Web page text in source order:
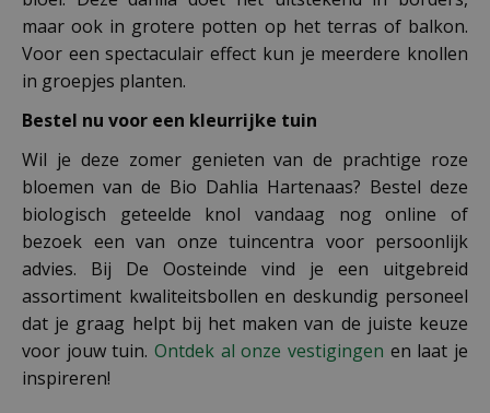
maar ook in grotere potten op het terras of balkon.
Voor een spectaculair effect kun je meerdere knollen
in groepjes planten.
Bestel nu voor een kleurrijke tuin
Wil je deze zomer genieten van de prachtige roze
bloemen van de Bio Dahlia Hartenaas? Bestel deze
biologisch geteelde knol vandaag nog online of
bezoek een van onze tuincentra voor persoonlijk
advies. Bij De Oosteinde vind je een uitgebreid
assortiment kwaliteitsbollen en deskundig personeel
dat je graag helpt bij het maken van de juiste keuze
voor jouw tuin. Ontdek al onze vestigingen en laat je
inspireren!